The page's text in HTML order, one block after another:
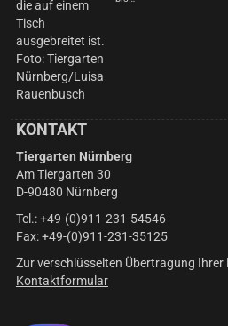
KONTAKT
Tiergarten Nürnberg
Am Tiergarten 30
D-90480 Nürnberg
Tel.: +49-(0)911-231-54546
Fax: +49-(0)911-231-35125
Zur verschlüsselten Übertragung Ihrer
Kontaktformular